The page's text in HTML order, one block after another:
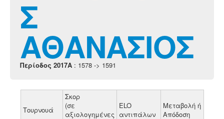
chesstu.be @ discord
LoginΣ
ΑΘΑΝΑΣΙΟΣ
Περίοδος 2017A : 1578 -> 1591
Τουρνουά
Σκορ
(σε
αξιολογημένες
ELO
αντιπάλων
Μεταβολή ή
Απόδοση